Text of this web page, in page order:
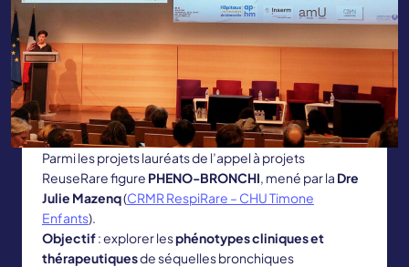
Parmi les projets lauréats de l’appel à projets
ReuseRare figure PHENO-BRONCHI , mené par la Dre
Julie Mazenq(CRMR RespiRare – CHU Timone
Enfants).
Objectif: explorer lesphénotypes cliniques et
thérapeutiquesde séquelles bronchiques